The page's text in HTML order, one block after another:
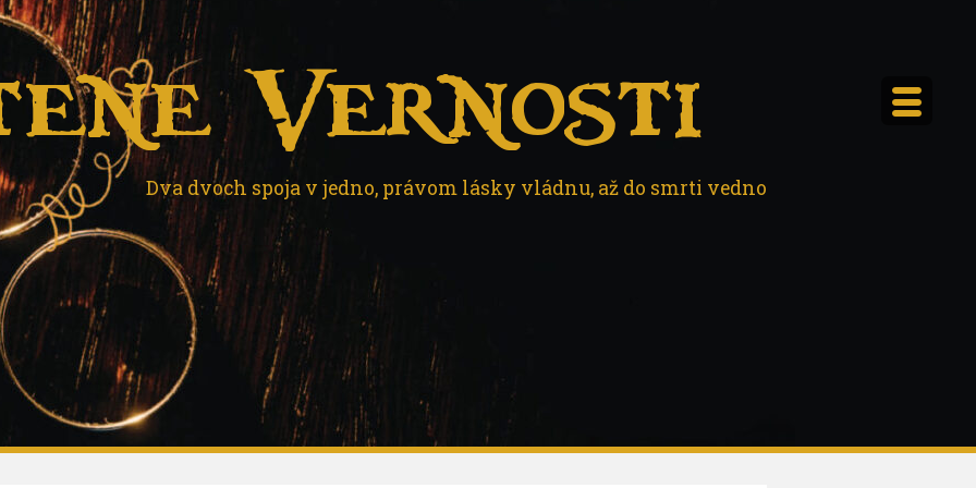
Vernosti
Dva dvoch spoja v jedno, právom lásky vládnu, až do smrti vedno